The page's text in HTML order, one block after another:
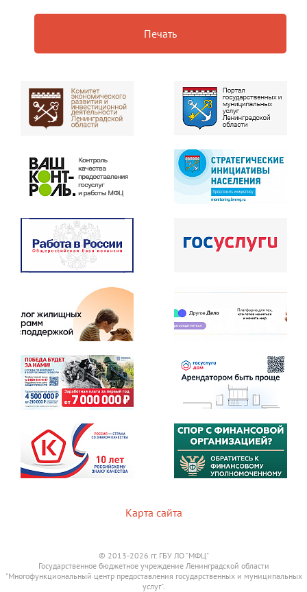
Печать
Карта сайта
© 2013-2026 гг. ГБУ ЛО "МФЦ"
Государственное бюджетное учреждение Ленинградской области
"Многофункциональный центр предоставления государственных и муниципальных
услуг".